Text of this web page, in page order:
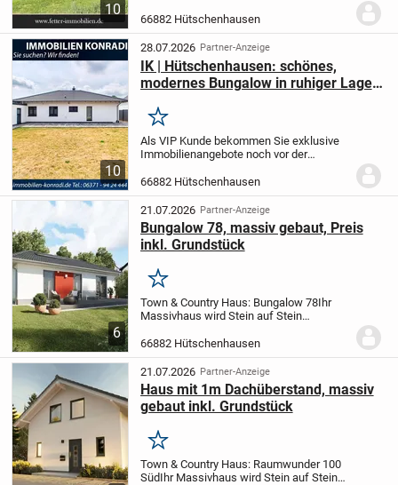
10
Pferdehaltung und großzügige Freiflächen
auf rund 5,5 Hektar im Eigentum. Das
2015 errichtete Blockhaus...
66882 Hütschenhausen
10
28.07.2026 Partner-Anzeige
IK | Hütschenhausen: schönes,
modernes Bungalow in ruhiger Lage
Merken
Als VIP Kunde bekommen Sie exklusive
Immobilienangebote noch vor der
sich diesen Vorteil nicht entgehen und
treten Sie unserer Telegramm Gruppe
unter: http://...
66882 Hütschenhausen
6
21.07.2026 Partner-Anzeige
Bungalow 78, massiv gebaut, Preis
inkl. Grundstück
Merken
Town & Country Haus: Bungalow 78Ihr
Massivhaus wird Stein auf Stein
schlüsselfertiges Haus, das heißt Sie
müssen vor dem Einzug in Ihr Traumhaus
nur noch...
66882 Hütschenhausen
21.07.2026 Partner-Anzeige
Haus mit 1m Dachüberstand, massiv
gebaut inkl. Grundstück
Merken
Town & Country Haus: Raumwunder 100
SüdIhr Massivhaus wird Stein auf Stein